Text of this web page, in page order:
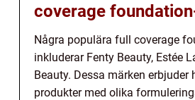
coverage
Några populära full coverage
inkluderar Fenty Beauty, Estée
Beauty. Dessa märken erbjuder
produkter med olika